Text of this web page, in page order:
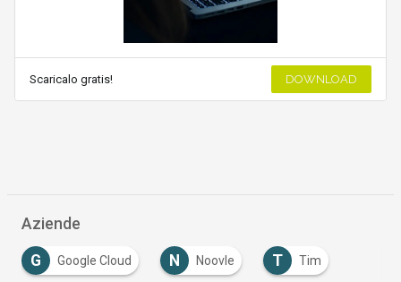
Scaricalo gratis! DOWNLOAD
Aziende
G Google Cloud N Noovle T Tim